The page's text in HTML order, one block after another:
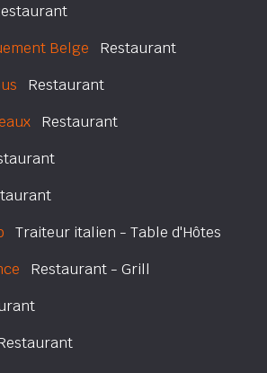
Belge Restaurant
Restaurant
Restaurant
Traiteur italien - Table d'Hôtes
Restaurant - Grill